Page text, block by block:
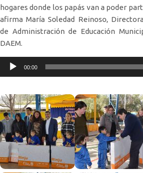
hogares donde los papás van a poder
afirma María Soledad Reinoso,
de Administración de Educación
DAEM.
Reproductor
00:00